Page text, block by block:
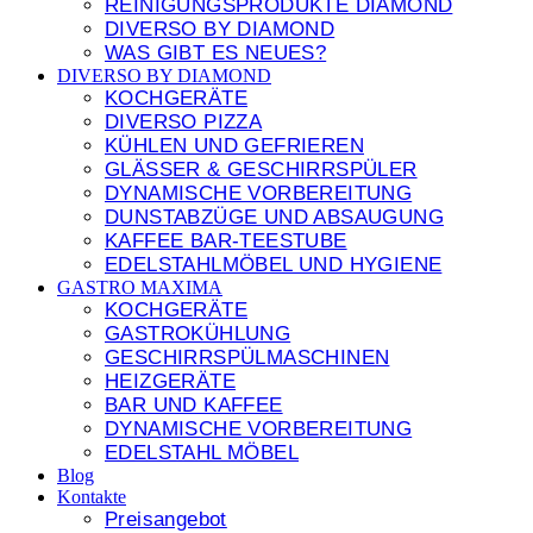
REINIGUNGSPRODUKTE DIAMOND
DIVERSO BY DIAMOND
WAS GIBT ES NEUES?
DIVERSO BY DIAMOND
KOCHGERÄTE
DIVERSO PIZZA
KÜHLEN UND GEFRIEREN
GLÄSSER & GESCHIRRSPÜLER
DYNAMISCHE VORBEREITUNG
DUNSTABZÜGE UND ABSAUGUNG
KAFFEE BAR-TEESTUBE
EDELSTAHLMÖBEL UND HYGIENE
GASTRO MAXIMA
KOCHGERÄTE
GASTROKÜHLUNG
GESCHIRRSPÜLMASCHINEN
HEIZGERÄTE
BAR UND KAFFEE
DYNAMISCHE VORBEREITUNG
EDELSTAHL MÖBEL
Blog
Kontakte
Preisangebot